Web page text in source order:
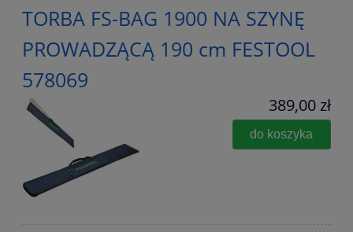
TORBA FS-BAG 1900 NA SZYNĘ
PROWADZĄCĄ 190 cm FESTOOL
578069
389,00 zł
do koszyka